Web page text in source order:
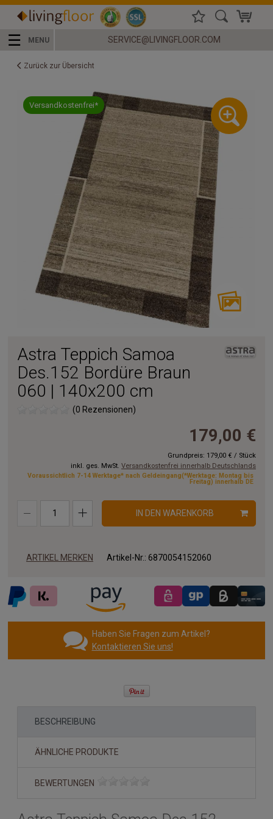
☰ MENU SERVICE@LIVINGFLOOR.COM
Zurück zur Übersicht
Versandkostenfrei*
Astra Teppich Samoa
Des.152 Bordüre Braun
060 | 140x200 cm
(0 Rezensionen)
179,00 €
Grundpreis: 179,00 € / Stück
inkl. ges. MwSt. Versandkostenfrei innerhalb Deutschlands
Voraussichtlich 7-14 Werktage* nach Geldeingang(*Werktage: Montag bis
Freitag) innerhalb DE
IN DEN WARENKORB
ARTIKEL MERKEN Artikel-Nr.: 6870054152060
Haben Sie Fragen zum Artikel?
Kontaktieren Sie uns!
BESCHREIBUNG
ÄHNLICHE PRODUKTE
BEWERTUNGEN